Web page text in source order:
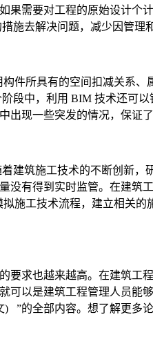
果需要对工程的原始设计
施去解决问题，减少因管理
件所具有的空间扣减关系
段中，利用 BIM 技术还可
出现一些突发的情况，保证了
建筑施工技术的不断创新
有得到实时监管。在建
施工技术流程，建立相关
要求也越来越高。在建筑
以是建筑工程管理人员能
) ”的全部内容。 想了解更多